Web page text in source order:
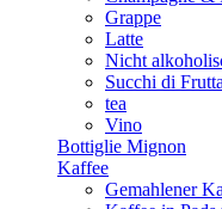
Grappe
Latte
Nicht
Succhi di Frutta
tea
Vino
Bottiglie Mignon
Kaffee
Gemahlener